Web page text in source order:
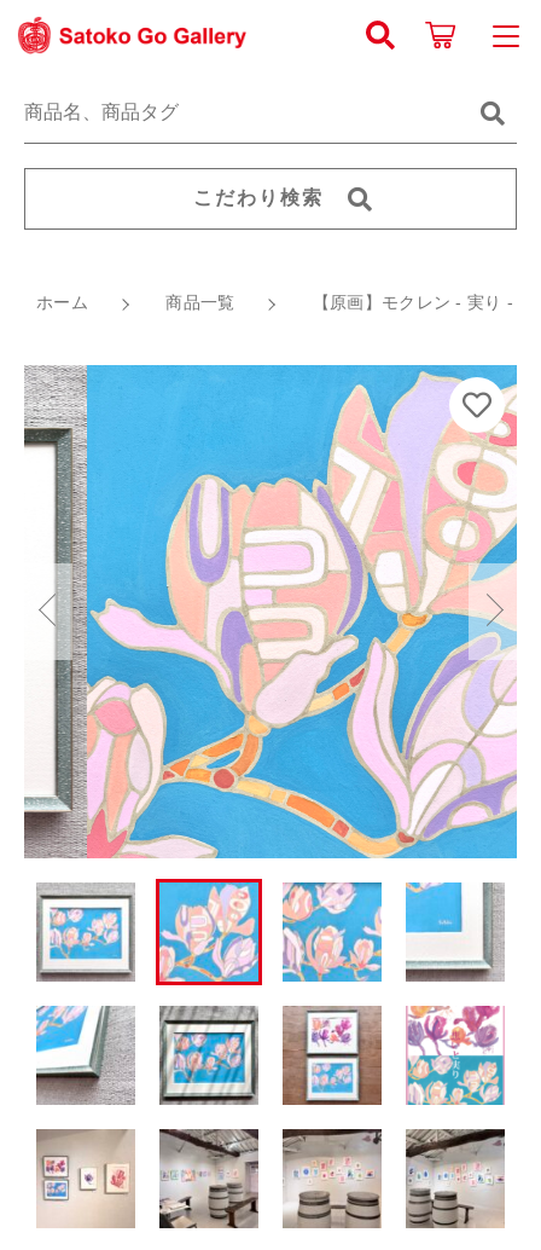
こだわり検索
ホーム 商品一覧 【原画】モクレン - 実り -
【原画】モクレン - 実り -
数量
79,200円 （税込）
ショッピングを続ける
カートを確認する
ログイン / 会員登録
人気商品から探す
Satoko Go Galleryについて
ショッピングガイド
お知らせ
ブログ
郷さとこの創作活動
お問い合わせ
すべて
《原画》 線画
《原画》 動植物
ジクレー版画
グッズ・他
こだわり検索
子カテゴリ
価格帯
～
その他
在庫あり セール
並び順